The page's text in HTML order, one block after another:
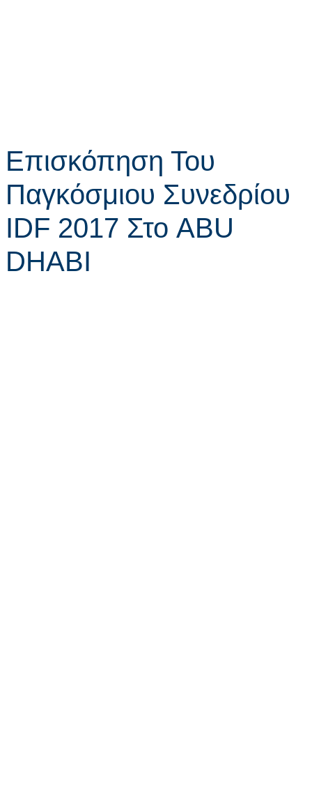
Επισκόπηση Του
Παγκόσμιου Συνεδρίου
IDF 2017 Στο ABU
DHABI